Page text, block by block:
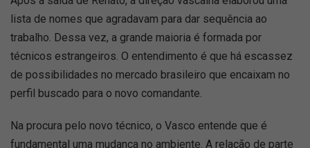
lista de nomes que agradavam para dar sequência ao
trabalho. Dessa vez, a grande maioria é formada por
técnicos estrangeiros. O entendimento é que há escassez
de possibilidades no mercado brasileiro que encaixam no
perfil buscado para o novo comandante.
Na procura pelo novo técnico, o Vasco entende que é
fundamental uma mudança no ambiente. A relação de parte